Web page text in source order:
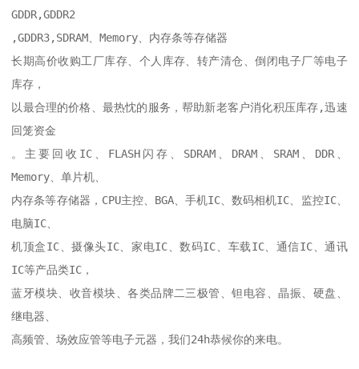
GDDR,GDDR2
,GDDR3,SDRAM、Memory、内存条等存储器
长期高价收购工厂库存、个人库存、转产清仓、倒闭电子厂等电子
库存，
以最合理的价格、最热忱的服务，帮助新老客户消化积压库存,迅速
回笼资金
。主要回收IC、FLASH闪存、SDRAM、DRAM、SRAM、DDR、
Memory、单片机、
内存条等存储器，CPU主控、BGA、手机IC、数码相机IC、监控IC、
电脑IC、
机顶盒IC、摄像头IC、家电IC、数码IC、车载IC、通信IC、通讯
IC等产品类IC，
蓝牙模块、收音模块、各类品牌二三极管、钽电容、晶振、硬盘、
继电器、
高频管、场效应管等电子元器，我们24h恭候你的来电。